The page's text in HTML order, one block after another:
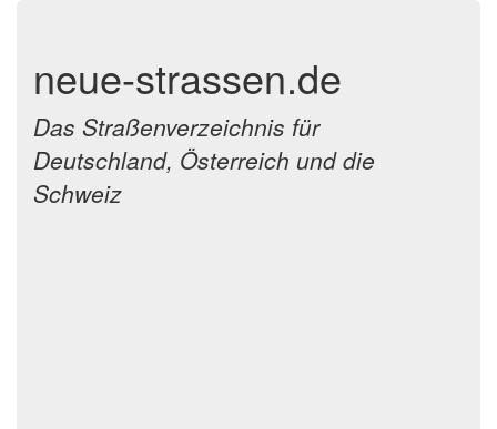
neue-strassen.de
Das Straßenverzeichnis für
Deutschland, Österreich und die
Schweiz